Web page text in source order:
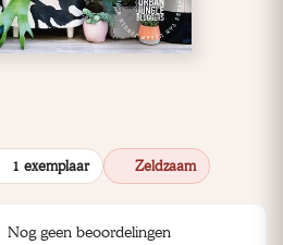
1 exemplaar Zeldzaam
Nog geen beoordelingen